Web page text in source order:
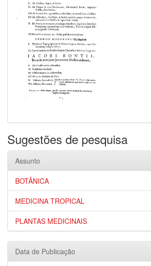
Sugestões de pesquisa
Assunto
BOTÂNICA
MEDICINA TROPICAL
PLANTAS MEDICINAIS
Data de Publicação